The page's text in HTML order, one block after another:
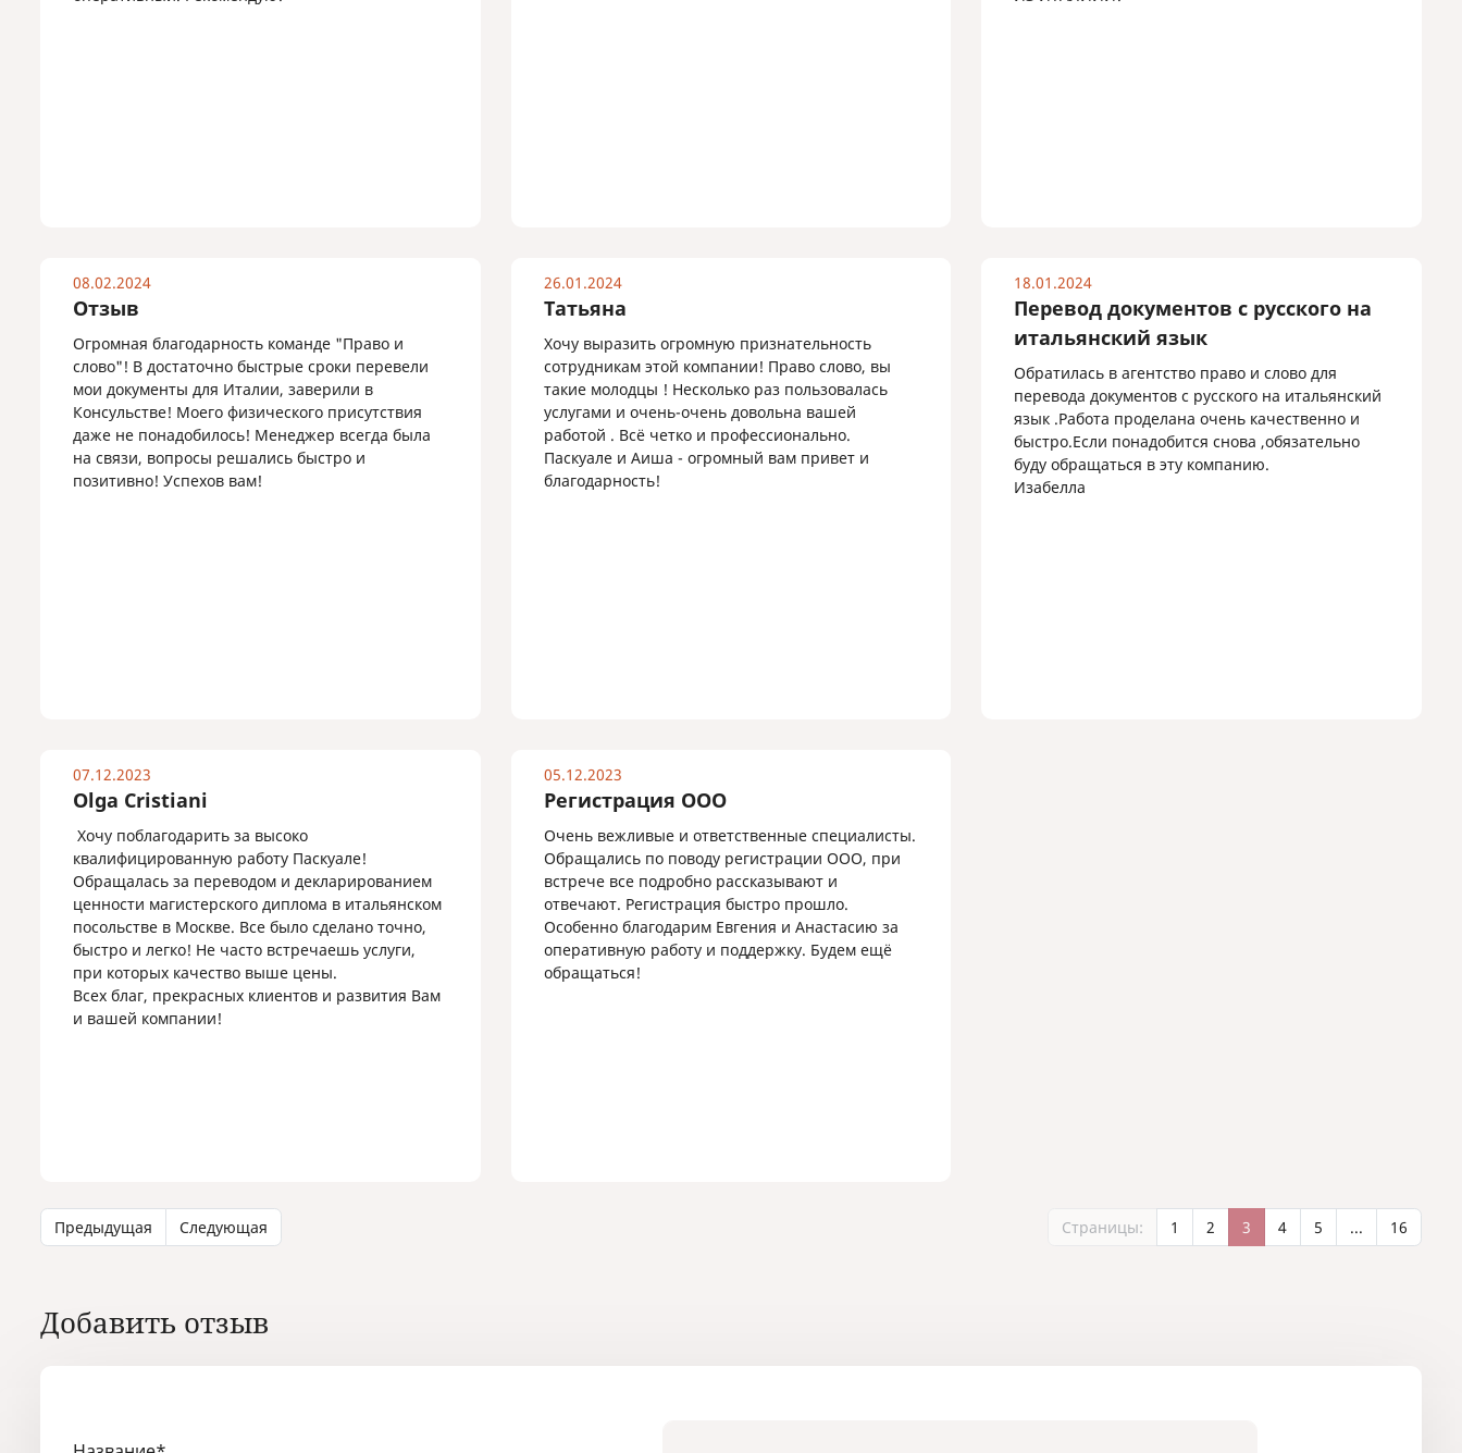
08.02.2024
Отзыв
Огромная благодарность команде "Право и
слово"! В достаточно быстрые сроки перевели
мои документы для Италии, заверили в
Консульстве! Моего физического присутствия
даже не понадобилось! Менеджер всегда была
на связи, вопросы решались быстро и
позитивно! Успехов вам!
26.01.2024
Татьяна
Хочу выразить огромную признательность
сотрудникам этой компании! Право слово, вы
такие молодцы ! Несколько раз пользовалась
услугами и очень-очень довольна вашей
работой . Всё четко и профессионально.
Паскуале и Аиша - огромный вам привет и
благодарность!
18.01.2024
Перевод документов с русского на
итальянский язык
Обратилась в агентство право и слово для
перевода документов с русского на итальянский
язык .Работа проделана очень качественно и
быстро.Если понадобится снова ,обязательно
буду обращаться в эту компанию.
Изабелла
07.12.2023
Olga Cristiani
Хочу поблагодарить за высоко
квалифицированную работу Паскуале!
Обращалась за переводом и декларированием
ценности магистерского диплома в итальянском
посольстве в Москве. Все было сделано точно,
быстро и легко! Не часто встречаешь услуги,
при которых качество выше цены.
Всех благ, прекрасных клиентов и развития Вам
и вашей компании!
05.12.2023
Регистрация ООО
Очень вежливые и ответственные специалисты.
Обращались по поводу регистрации ООО, при
встрече все подробно рассказывают и
отвечают. Регистрация быстро прошло.
Особенно благодарим Евгения и Анастасию за
оперативную работу и поддержку. Будем ещё
обращаться!
Страницы: 1 2 3 4 5 ... 16
Предыдущая Следующая
Добавить отзыв